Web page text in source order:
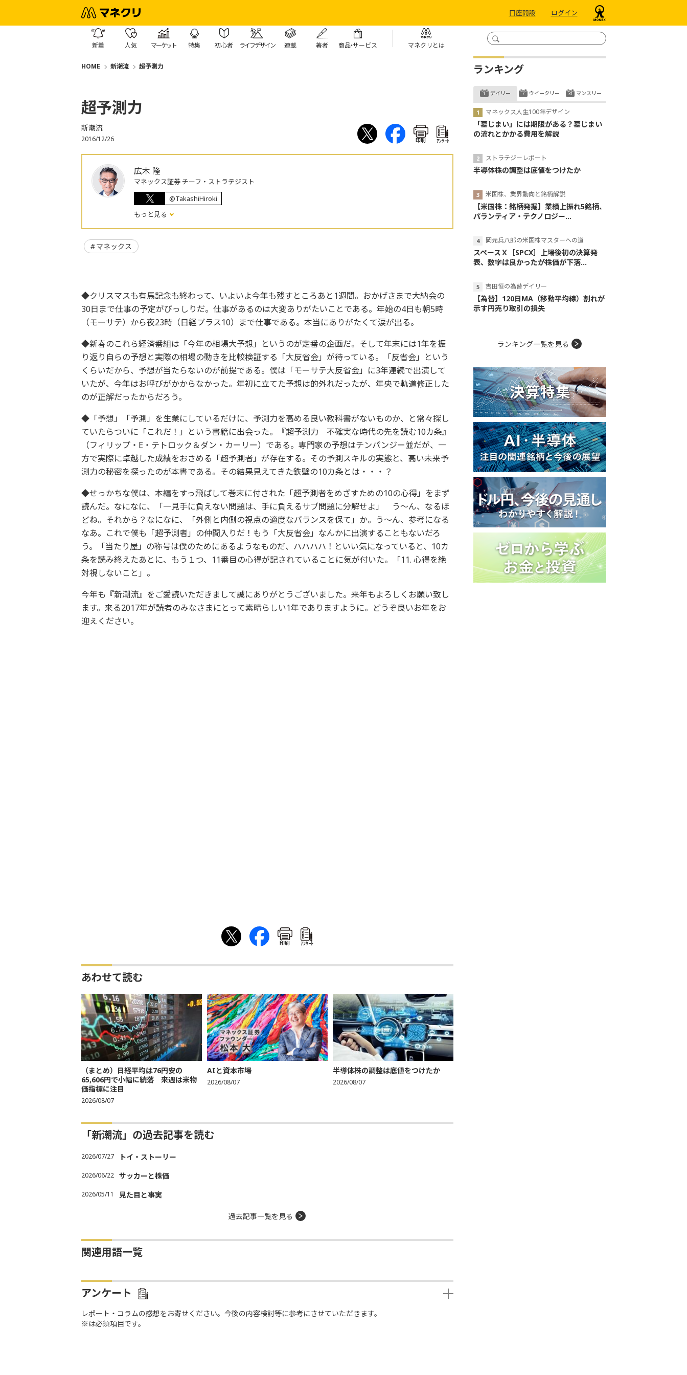
口座開設 ログイン
新着 人気 マーケット 特集 初心者 ライフデザイン 連載 著者 商品・サービス マネクリとは
HOME 新潮流 超予測力
超予測力
新潮流
2016/12/26 印刷 ｱﾝｹｰﾄ
広木 隆
マネックス証券 チーフ・ストラテジスト
@TakashiHiroki
もっと見る
マネックス
◆クリスマスも有馬記念も終わって、いよいよ今年も残すところあと1週間。おかげさまで大納会の
30日まで仕事の予定がびっしりだ。仕事があるのは大変ありがたいことである。年始の4日も朝5時
（モーサテ）から夜23時（日経プラス10）まで仕事である。本当にありがたくて涙が出る。
◆新春のこれら経済番組は「今年の相場大予想」というのが定番の企画だ。そして年末には1年を振
り返り自らの予想と実際の相場の動きを比較検証する「大反省会」が待っている。「反省会」という
くらいだから、予想が当たらないのが前提である。僕は「モーサテ大反省会」に3年連続で出演して
いたが、今年はお呼びがかからなかった。年初に立てた予想は的外れだったが、年央で軌道修正した
のが正解だったからだろう。
◆「予想」「予測」を生業にしているだけに、予測力を高める良い教科書がないものか、と常々探し
ていたらついに「これだ！」という書籍に出会った。『超予測力 不確実な時代の先を読む10カ条』
（フィリップ・E・テトロック＆ダン・カーリー）である。専門家の予想はチンパンジー並だが、一
方で実際に卓越した成績をおさめる「超予測者」が存在する。その予測スキルの実態と、高い未来予
測力の秘密を探ったのが本書である。その結果見えてきた鉄壁の10カ条とは・・・？
◆せっかちな僕は、本編をすっ飛ばして巻末に付された「超予測者をめざすための10の心得」をまず
読んだ。なになに、「一見手に負えない問題は、手に負えるサブ問題に分解せよ」 う～ん、なるほ
どね。それから？なになに、「外側と内側の視点の適度なバランスを保て」か。う～ん、参考になる
なあ。これで僕も「超予測者」の仲間入りだ！もう「大反省会」なんかに出演することもないだろ
う。「当たり屋」の称号は僕のためにあるようなものだ、ハハハハ！といい気になっていると、10カ
条を読み終えたあとに、もう１つ、11番目の心得が記されていることに気が付いた。「11. 心得を絶
対視しないこと」。
今年も『新潮流』をご愛読いただきまして誠にありがとうございました。来年もよろしくお願い致し
ます。来る2017年が読者のみなさまにとって素晴らしい1年でありますように。どうぞ良いお年をお
迎えください。
印刷 ｱﾝｹｰﾄ
あわせて読む
（まとめ）日経平均は76円安の
65,606円で小幅に続落 来週は米物
価指標に注目
2026/08/07
AIと資本市場
2026/08/07
半導体株の調整は底値をつけたか
2026/08/07
「新潮流」の過去記事を読む
2026/07/27 トイ・ストーリー
2026/06/22 サッカーと株価
2026/05/11 見た目と事実
過去記事一覧を見る
関連用語一覧
アンケート
レポート・コラムの感想をお寄せください。今後の内容検討等に参考にさせていただきます。
※は必須項目です。
ランキング
デイリー
マネックス人生100年デザイン
「墓じまい」には期限がある？墓じまい
の流れとかかる費用を解説
ストラテジーレポート
半導体株の調整は底値をつけたか
米国株、業界動向と銘柄解説
【米国株：銘柄発掘】業績上振れ5銘柄、
パランティア・テクノロジー...
岡元兵八郎の米国株マスターへの道
スペースＸ［SPCX］上場後初の決算発
表、数字は良かったが株価が下落...
吉田恒の為替デイリー
【為替】120日MA（移動平均線）割れが
示す円売り取引の損失
ウイークリー マンスリー
ランキング一覧を見る